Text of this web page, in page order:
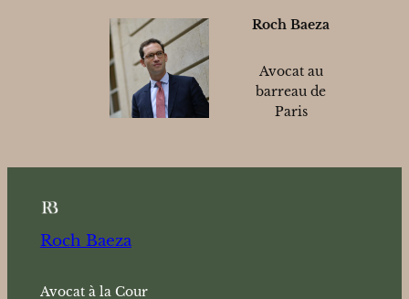
Roch Baeza
Avocat au
barreau de
Paris
Roch Baeza
Avocat à la Cour